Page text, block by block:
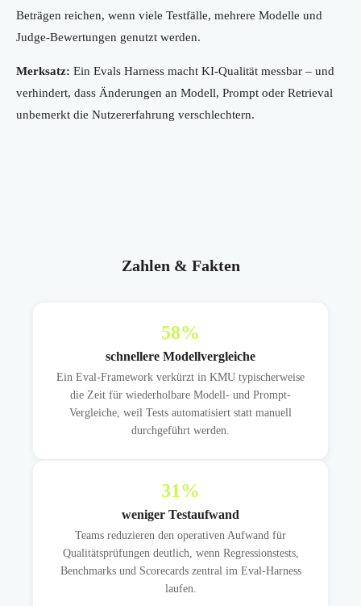
Beträgen reichen, wenn viele Testfälle, mehrere Modelle und
Judge-Bewertungen genutzt werden.
Merksatz: Ein Evals Harness macht KI-Qualität messbar – und
verhindert, dass Änderungen an Modell, Prompt oder Retrieval
unbemerkt die Nutzererfahrung verschlechtern.
Zahlen & Fakten
58%
schnellere Modellvergleiche
Ein Eval-Framework verkürzt in KMU typischerweise
die Zeit für wiederholbare Modell- und Prompt-
Vergleiche, weil Tests automatisiert statt manuell
durchgeführt werden.
31%
weniger Testaufwand
Teams reduzieren den operativen Aufwand für
Qualitätsprüfungen deutlich, wenn Regressionstests,
Benchmarks und Scorecards zentral im Eval-Harness
laufen.